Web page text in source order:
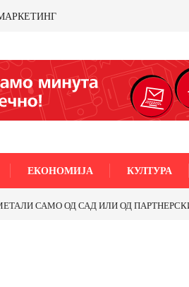
ЕКОНОМИЈА КУЛТУРА
САМО ОД САД ИЛИ ОД ПАРТНЕРСКИ